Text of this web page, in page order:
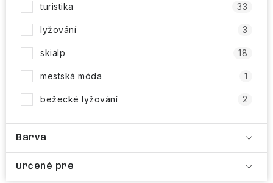
NOVÝ IMPORT
ZIMNÍ SPORTY
LETNÍ SPORTY
EXTRAS
ZNAČKY
BLOG Doprava a platba
turistika 33
lyžování 3
skialp 18
mestská móda 1
bežecké lyžování 2
Barva
Určené pre